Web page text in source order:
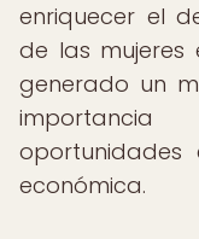
enriquecer el
de las mujeres
generado un
económica.